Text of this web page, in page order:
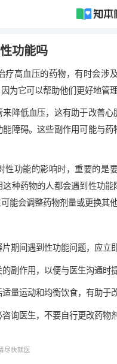
功能吗
疗高血压的药物，有时会涉
为它可以帮助他们更好地管
降低血压，这有助于改善
障碍。这些副作用可能与
性功能的影响时，重要的是
种药物的人都会遇到性功
能会调整药物剂量或更换其
期间遇到性功能问题，应立
副作用，以便与医生沟通时
量运动和均衡饮食，有助于
询医生，不要自行更改药物
尽快就医